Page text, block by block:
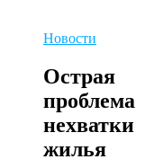
Новости
Острая
проблема
нехватки
жилья